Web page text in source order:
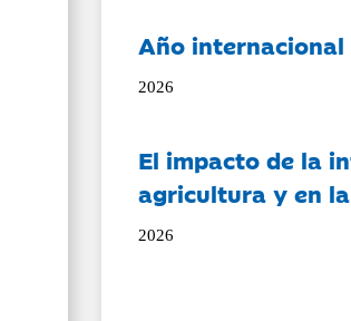
Año
2026
El impacto de la
agricultura y en
2026